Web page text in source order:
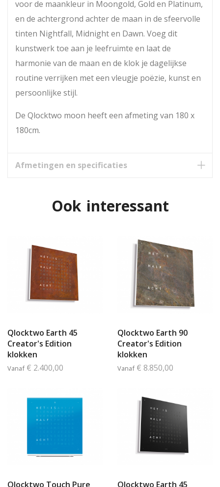
voor de maankleur in Moongold, Gold en Platinum,
en de achtergrond achter de maan in de sfeervolle
tinten Nightfall, Midnight en Dawn. Voeg dit
kunstwerk toe aan je leefruimte en laat de
harmonie van de maan en de klok je dagelijkse
routine verrijken met een vleugje poëzie, kunst en
persoonlijke stijl.
De Qlocktwo moon heeft een afmeting van 180 x
180cm.
Afmetingen en specificaties
Ook interessant
Qlocktwo Earth 45
Creator's Edition
klokken
Vanaf € 2.400,00
Qlocktwo Earth 90
Creator's Edition
klokken
Vanaf € 8.850,00
Qlocktwo Touch Pure
Qlocktwo Earth 45